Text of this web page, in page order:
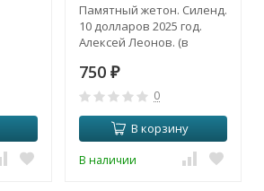
Памятный жетон. Силенд.
10 долларов 2025 год.
Алексей Леонов. (в
750 ₽
0
В корзину
В наличии